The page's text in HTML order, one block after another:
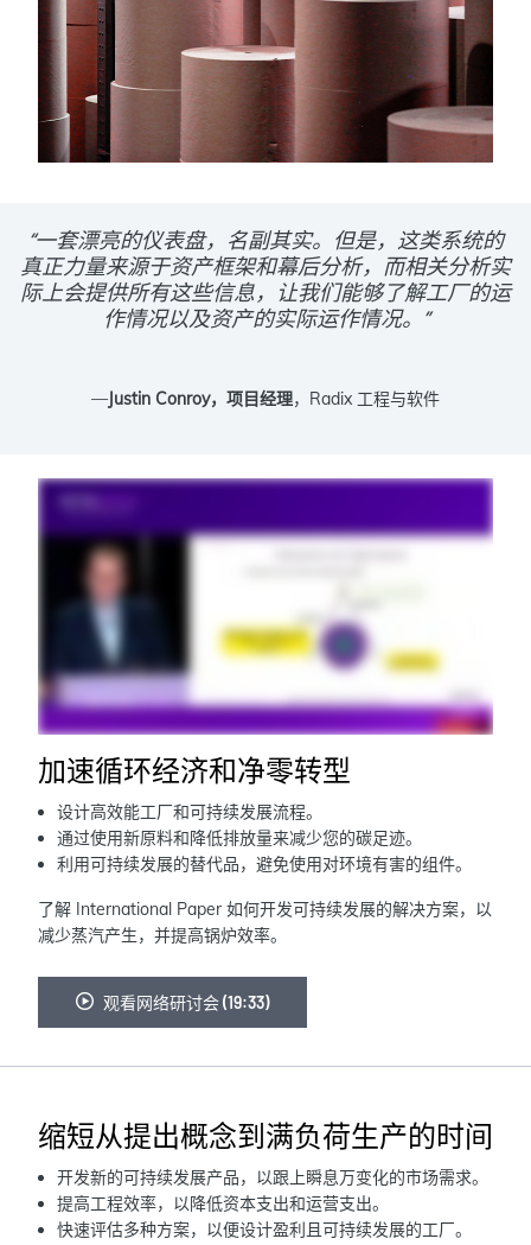
“一套漂亮的仪表盘，名副其实。但是，这类系统的
真正力量来源于资产框架和幕后分析，而相关分析实
际上会提供所有这些信息，让我们能够了解工厂的运
作情况以及资产的实际运作情况。”
—Justin Conroy，项目经理，Radix 工程与软件
加速循环经济和净零转型
设计高效能工厂和可持续发展流程。
通过使用新原料和降低排放量来减少您的碳足迹。
利用可持续发展的替代品，避免使用对环境有害的组件。
了解 International Paper 如何开发可持续发展的解决方案，以
减少蒸汽产生，并提高锅炉效率。
观看网络研讨会 (19:33)
缩短从提出概念到满负荷生产的时间
开发新的可持续发展产品，以跟上瞬息万变化的市场需求。
提高工程效率，以降低资本支出和运营支出。
快速评估多种方案，以便设计盈利且可持续发展的工厂。